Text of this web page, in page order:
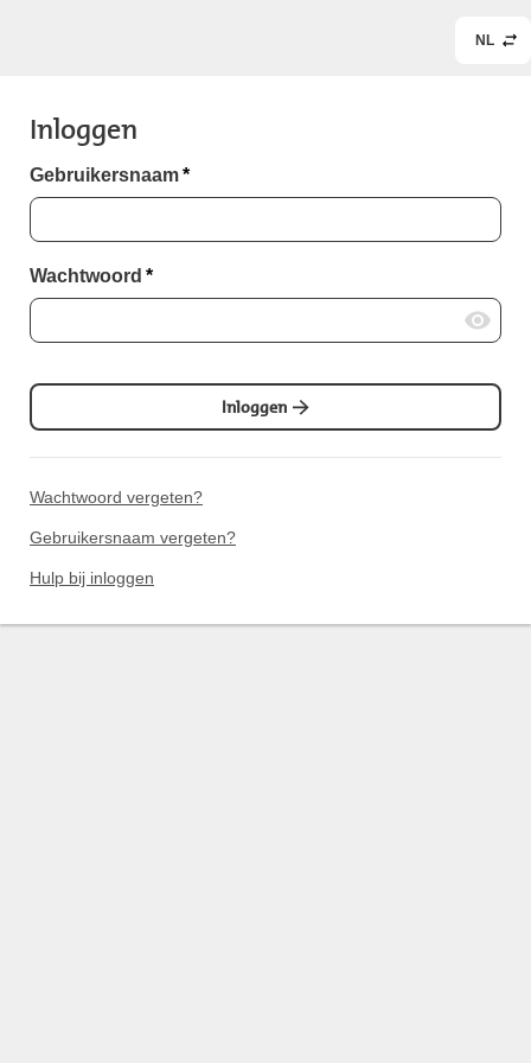
NL
Inloggen
Gebruikersnaam*
Wachtwoord *
Inloggen
Wachtwoord vergeten?
Gebruikersnaam vergeten?
Hulp bij inloggen